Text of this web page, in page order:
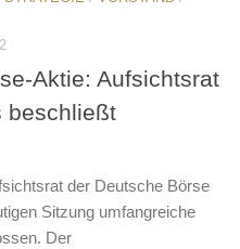
Aktie: Aufsichtsrat
beschließt
der Deutsche Börse
Sitzung umfangreiche
Der